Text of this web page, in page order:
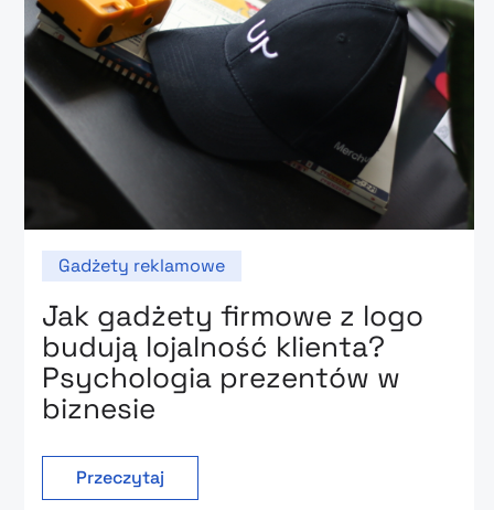
Gadżety reklamowe
Jak gadżety firmowe z logo
budują lojalność klienta?
Psychologia prezentów w
biznesie
Przeczytaj